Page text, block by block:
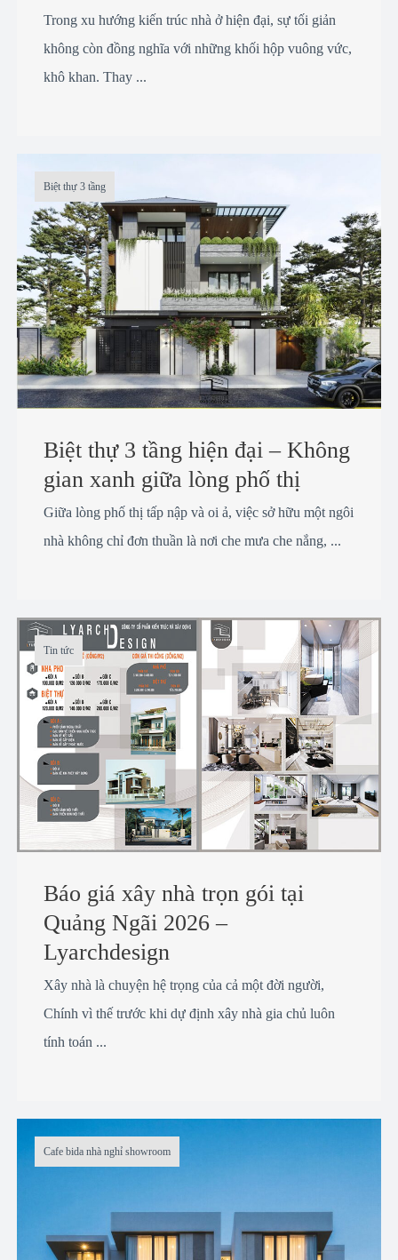
Trong xu hướng kiến trúc nhà ở hiện đại, sự tối giản
không còn đồng nghĩa với những khối hộp vuông vức,
khô khan. Thay ...
Biệt thự 3 tầng
Biệt thự 3 tầng hiện đại – Không
gian xanh giữa lòng phố thị
Giữa lòng phố thị tấp nập và oi ả, việc sở hữu một ngôi
nhà không chỉ đơn thuần là nơi che mưa che nắng, ...
Tin tức
Báo giá xây nhà trọn gói tại
Quảng Ngãi 2026 –
Lyarchdesign
Xây nhà là chuyện hệ trọng của cả một đời người,
Chính vì thế trước khi dự định xây nhà gia chủ luôn
tính toán ...
Cafe bida nhà nghỉ showroom